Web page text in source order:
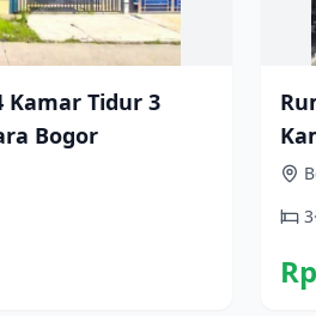
Kamar Tidur 3
Bogor
3